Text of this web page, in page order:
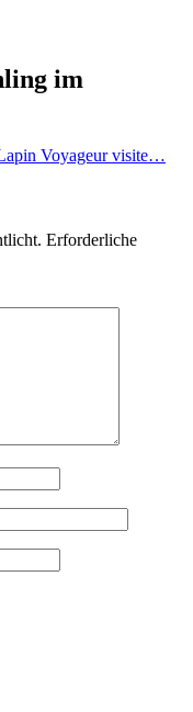
im
Voyageur visite…
Erforderliche